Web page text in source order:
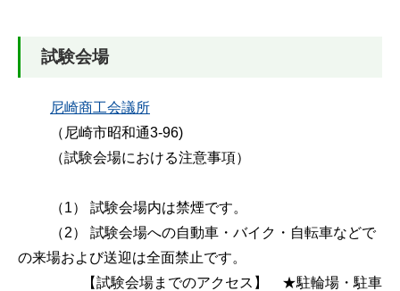
試験会場
尼崎商工会議所
（尼崎市昭和通3-96)
（試験会場における注意事項）
（1） 試験会場内は禁煙です。
（2） 試験会場への自動車・バイク・自転車などで
の来場および送迎は全面禁止です。
【試験会場までのアクセス】 ★駐輪場・駐車